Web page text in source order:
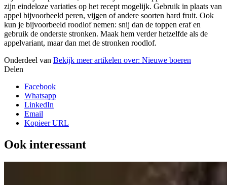
zijn eindeloze variaties op het recept mogelijk. Gebruik in plaats van
appel bijvoorbeeld peren, vijgen of andere soorten hard fruit. Ook
kun je bijvoorbeeld roodlof nemen: snij dan de toppen eraf en
gebruik de onderste stronken. Maak hem verder hetzelfde als de
appelvariant, maar dan met de stronken roodlof.
Onderdeel van Bekijk meer artikelen over: Nieuwe boeren
Delen
Facebook
Whatsapp
LinkedIn
Email
Kopieer URL
Ook interessant